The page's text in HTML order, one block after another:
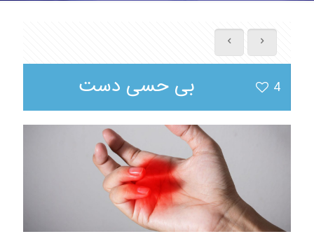
4 بی حسی دست